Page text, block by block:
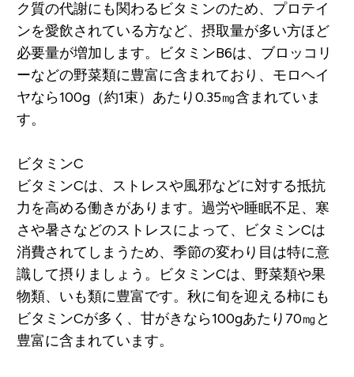
ク質の代謝にも関わるビタミンのため、プロテイ
ンを愛飲されている方など、摂取量が多い方ほど
必要量が増加します。ビタミンB6は、ブロッコリ
ーなどの野菜類に豊富に含まれており、モロヘイ
ヤなら100g（約1束）あたり0.35㎎含まれていま
す。
ビタミンC
ビタミンCは、ストレスや風邪などに対する抵抗
力を高める働きがあります。過労や睡眠不足、寒
さや暑さなどのストレスによって、ビタミンCは
消費されてしまうため、季節の変わり目は特に意
識して摂りましょう。ビタミンCは、野菜類や果
物類、いも類に豊富です。秋に旬を迎える柿にも
ビタミンCが多く、甘がきなら100gあたり70㎎と
豊富に含まれています。